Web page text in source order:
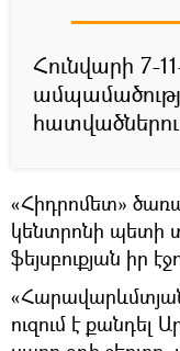
Հունվարի 7-
«Հիդրոմետ»
կենտրոնի պետի
ֆեյսբուքյան իր
ուզում է քանդել